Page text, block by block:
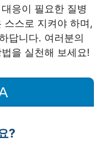
응이 필요한 질병
스스로 지켜야 하며,
답니다. 여러분의
을 실천해 보세요!
?